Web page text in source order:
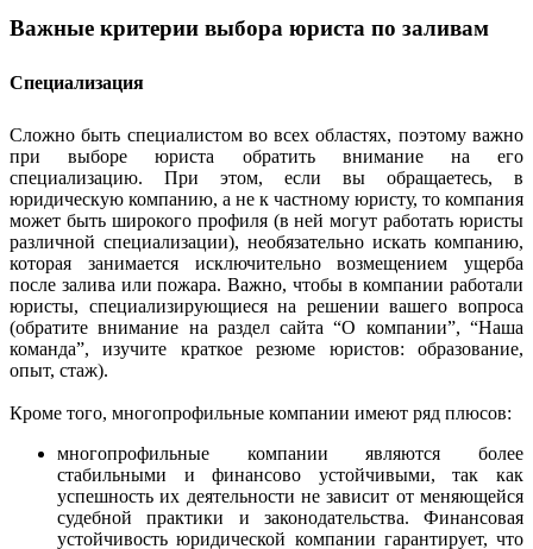
Важные критерии выбора юриста по заливам
Специализация
Сложно быть специалистом во всех областях, поэтому важно
при выборе юриста обратить внимание на его
специализацию. При этом, если вы обращаетесь, в
юридическую компанию, а не к частному юристу, то компания
может быть широкого профиля (в ней могут работать юристы
различной специализации), необязательно искать компанию,
которая занимается исключительно возмещением ущерба
после залива или пожара. Важно, чтобы в компании работали
юристы, специализирующиеся на решении вашего вопроса
(обратите внимание на раздел сайта “О компании”, “Наша
команда”, изучите краткое резюме юристов: образование,
опыт, стаж).
Кроме того, многопрофильные компании имеют ряд плюсов:
многопрофильные компании являются более
стабильными и финансово устойчивыми, так как
успешность их деятельности не зависит от меняющейся
судебной практики и законодательства. Финансовая
устойчивость юридической компании гарантирует, что